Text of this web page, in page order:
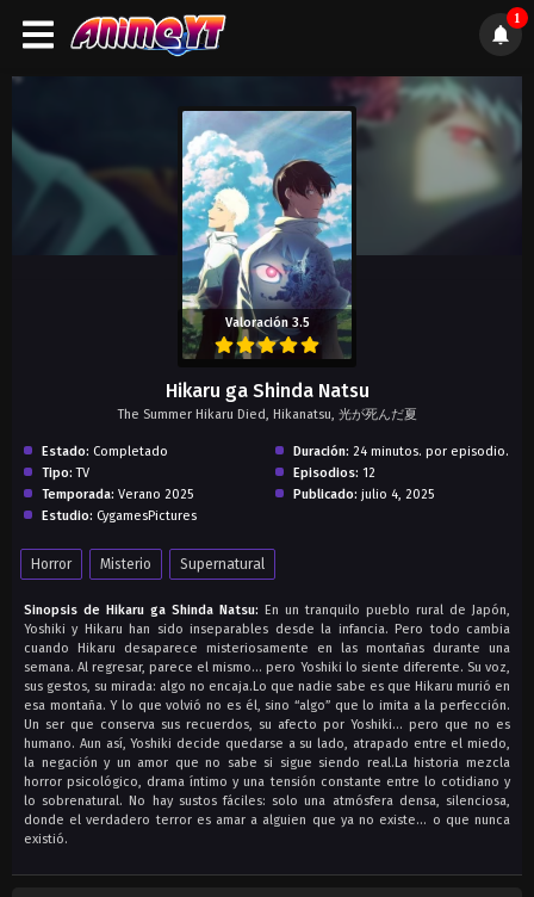
1
Valoración 3.5
Hikaru ga Shinda Natsu
The Summer Hikaru Died, Hikanatsu, 光が死んだ夏
Estado: Completado
Tipo: TV
Temporada: Verano 2025
Estudio: CygamesPictures
Duración: 24 minutos. por episodio.
Episodios: 12
Publicado: julio 4, 2025
Horror Misterio Supernatural
Sinopsis de Hikaru ga Shinda Natsu: En un tranquilo pueblo rural de Japón,
Yoshiki y Hikaru han sido inseparables desde la infancia. Pero todo cambia
cuando Hikaru desaparece misteriosamente en las montañas durante una
semana. Al regresar, parece el mismo… pero Yoshiki lo siente diferente. Su voz,
sus gestos, su mirada: algo no encaja.Lo que nadie sabe es que Hikaru murió en
esa montaña. Y lo que volvió no es él, sino “algo” que lo imita a la perfección.
Un ser que conserva sus recuerdos, su afecto por Yoshiki… pero que no es
humano. Aun así, Yoshiki decide quedarse a su lado, atrapado entre el miedo,
la negación y un amor que no sabe si sigue siendo real.La historia mezcla
horror psicológico, drama íntimo y una tensión constante entre lo cotidiano y
lo sobrenatural. No hay sustos fáciles: solo una atmósfera densa, silenciosa,
donde el verdadero terror es amar a alguien que ya no existe… o que nunca
existió.